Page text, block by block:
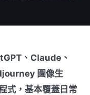
、Claude、
圖像生
式，基本覆蓋日常